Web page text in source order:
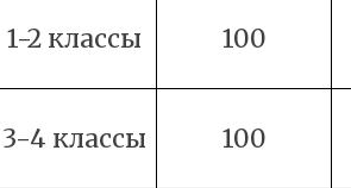
1-2 классы 100
3-4 классы 100